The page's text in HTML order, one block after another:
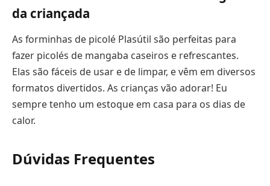
da criançada
As forminhas de picolé Plasútil são perfeitas para
fazer picolés de mangaba caseiros e refrescantes.
Elas são fáceis de usar e de limpar, e vêm em diversos
formatos divertidos. As crianças vão adorar! Eu
sempre tenho um estoque em casa para os dias de
calor.
Dúvidas Frequentes